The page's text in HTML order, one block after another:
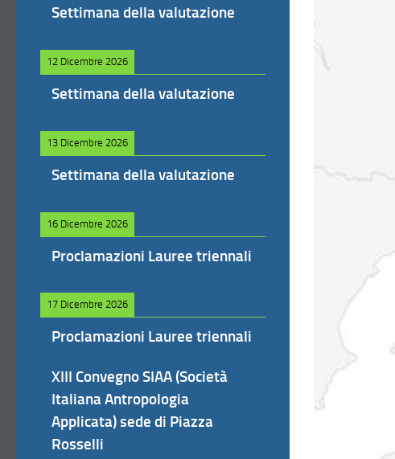
Settimana della valutazione
12 Dicembre 2026
Settimana della valutazione
13 Dicembre 2026
Settimana della valutazione
16 Dicembre 2026
Proclamazioni Lauree triennali
17 Dicembre 2026
Proclamazioni Lauree triennali
XIII Convegno SIAA (Società
Italiana Antropologia
Applicata) sede di Piazza
Rosselli